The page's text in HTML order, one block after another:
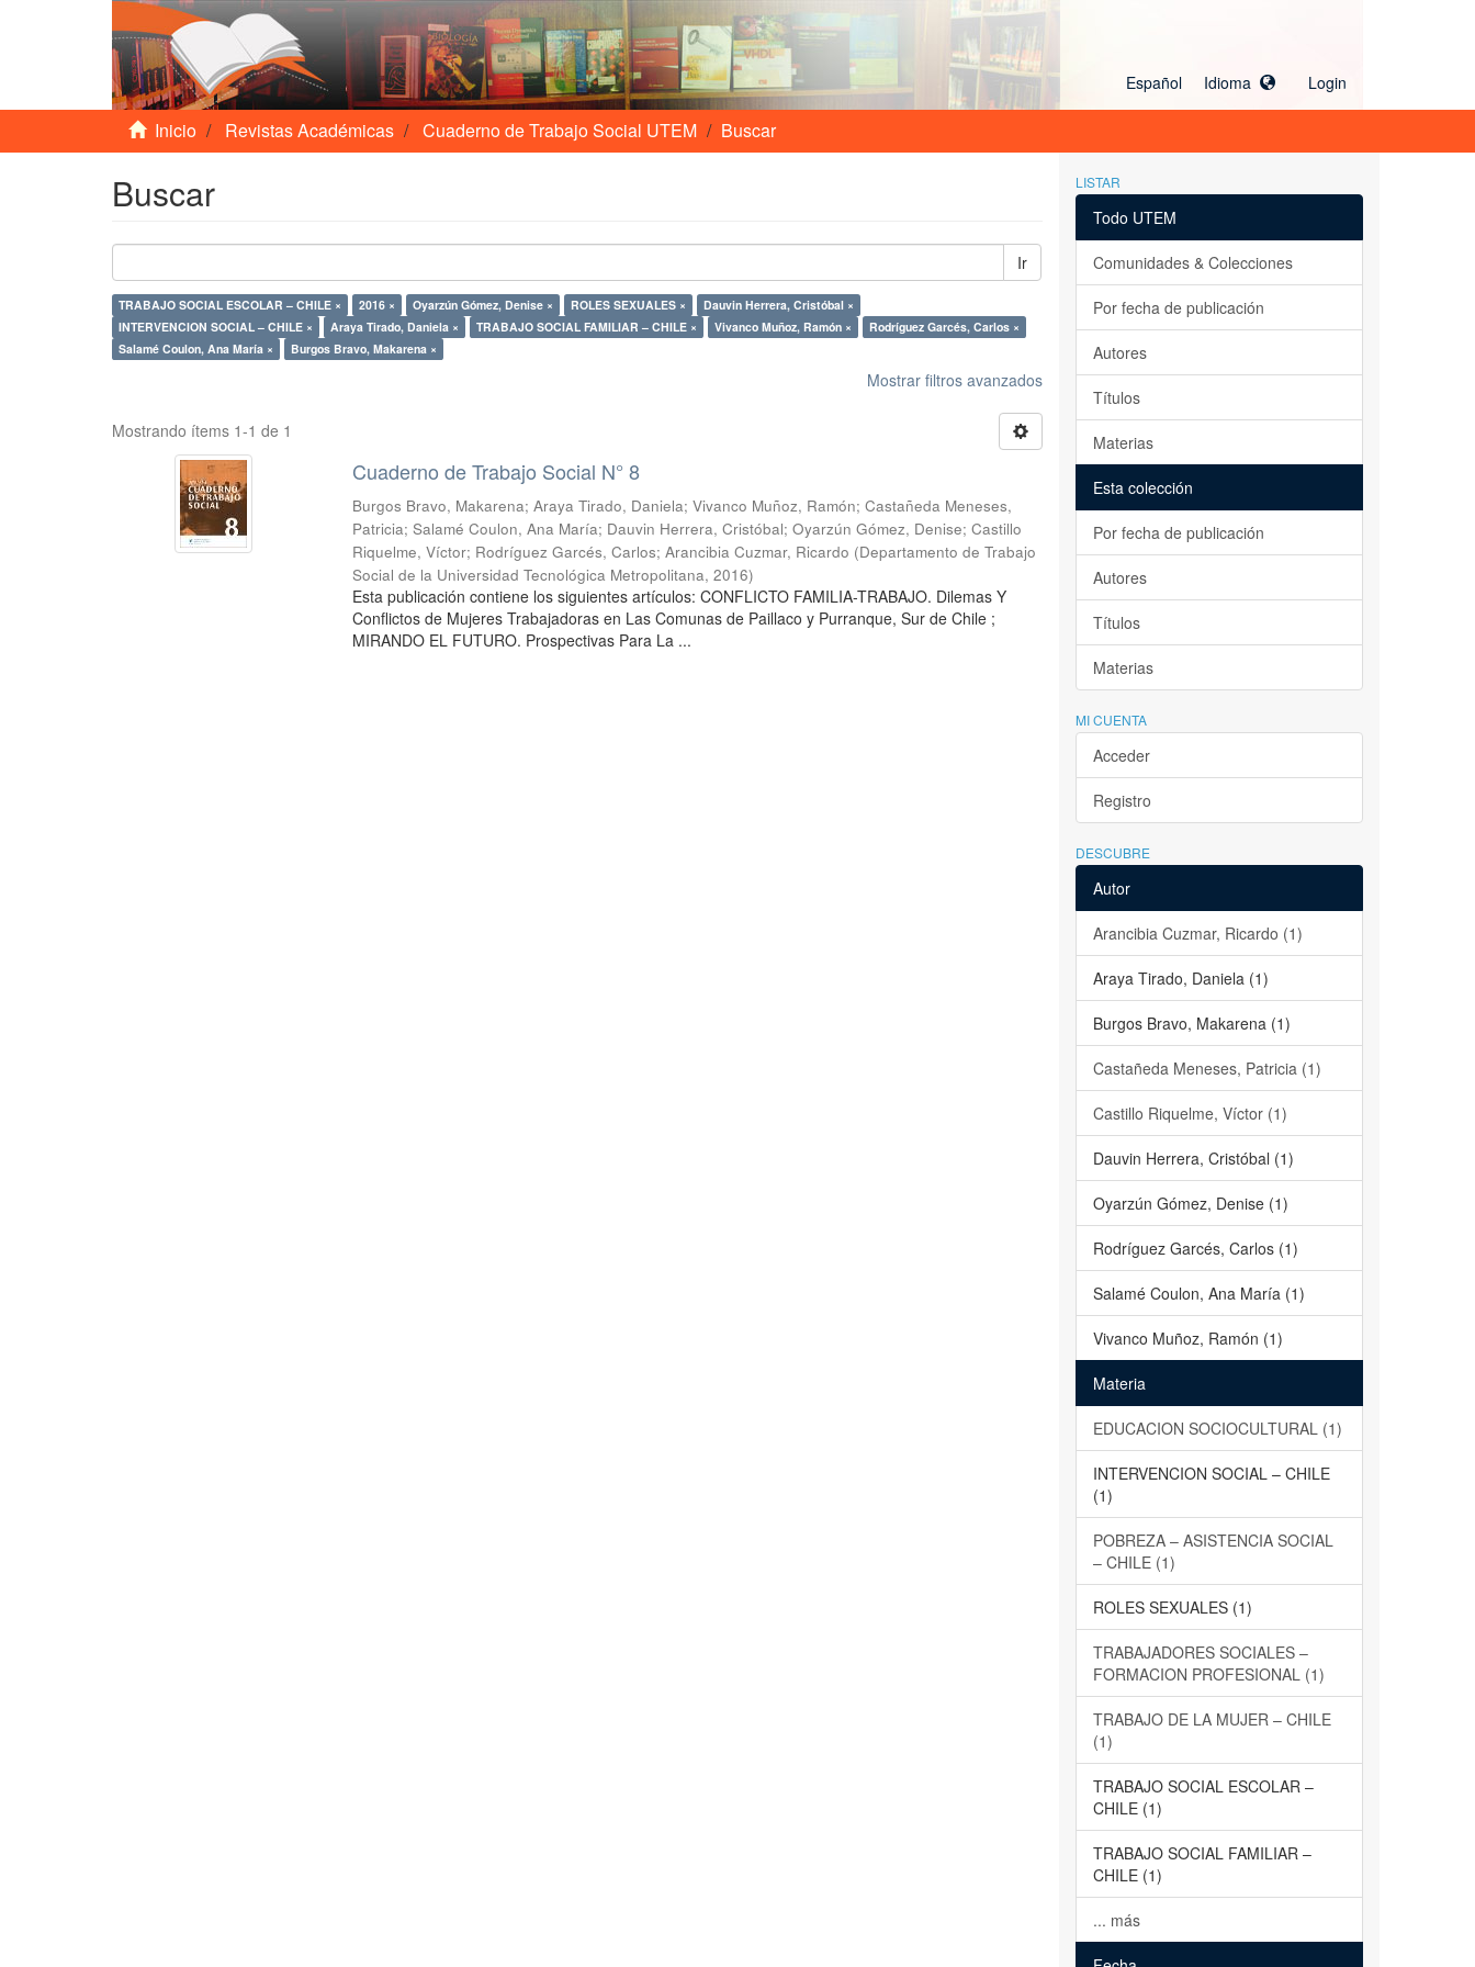
Español Idioma Login
Inicio Revistas Académicas Cuaderno de Trabajo Social UTEM Buscar
Buscar
Ir
TRABAJO SOCIAL ESCOLAR – CHILE × 2016 × Oyarzún Gómez, Denise × ROLES SEXUALES ×
Dauvin Herrera, Cristóbal ×
INTERVENCION SOCIAL – CHILE ×
Araya Tirado, Daniela × TRABAJO SOCIAL FAMILIAR – CHILE × Vivanco Muñoz, Ramón ×
Rodríguez Garcés, Carlos ×
Salamé Coulon, Ana María ×
Burgos Bravo, Makarena ×
Mostrar filtros avanzados
Mostrando ítems 1-1 de 1
Cuaderno de Trabajo Social N° 8
Burgos Bravo, Makarena;Araya Tirado, Daniela;Vivanco Muñoz, Ramón;Castañeda Meneses,
Patricia;Salamé Coulon, Ana María; Dauvin Herrera, Cristóbal;Oyarzún Gómez, Denise;Castillo
Riquelme, Víctor; Rodríguez Garcés, Carlos;Arancibia Cuzmar, Ricardo (Departamento de Trabajo
Social de la Universidad Tecnológica Metropolitana,2016)
Esta publicación contiene los siguientes artículos: CONFLICTO FAMILIA-TRABAJO. Dilemas Y
Conflictos de Mujeres Trabajadoras en Las Comunas de Paillaco y Purranque, Sur de Chile ;
MIRANDO EL FUTURO. Prospectivas Para La ...
LISTAR
Todo UTEM
Comunidades & Colecciones
Por fecha de publicación
Autores
Títulos
Materias
Esta colección
Por fecha de publicación
Autores
Títulos
Materias
MI CUENTA
Acceder
Registro
DESCUBRE
Autor
Arancibia Cuzmar, Ricardo (1)
Araya Tirado, Daniela (1)
Burgos Bravo, Makarena (1)
Castañeda Meneses, Patricia (1)
Castillo Riquelme, Víctor (1)
Dauvin Herrera, Cristóbal (1)
Oyarzún Gómez, Denise (1)
Rodríguez Garcés, Carlos (1)
Salamé Coulon, Ana María (1)
Vivanco Muñoz, Ramón (1)
Materia
EDUCACION SOCIOCULTURAL (1)
INTERVENCION SOCIAL – CHILE
(1)
POBREZA – ASISTENCIA SOCIAL
– CHILE (1)
ROLES SEXUALES (1)
TRABAJADORES SOCIALES –
FORMACION PROFESIONAL (1)
TRABAJO DE LA MUJER – CHILE
(1)
TRABAJO SOCIAL ESCOLAR –
CHILE (1)
TRABAJO SOCIAL FAMILIAR –
CHILE (1)
... más